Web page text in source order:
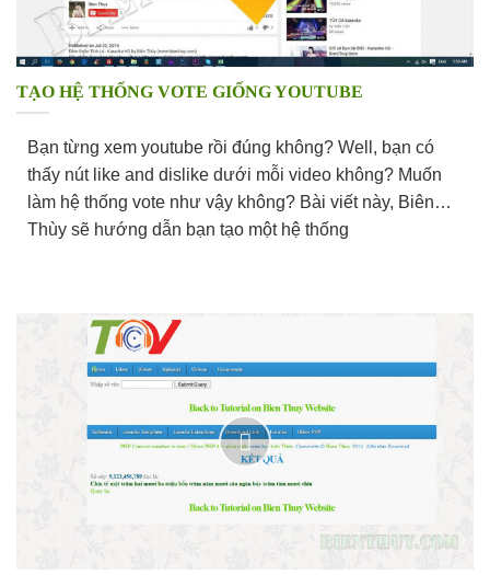
TẠO HỆ THỐNG VOTE GIỐNG YOUTUBE
Bạn từng xem youtube rồi đúng không? Well, bạn có
thấy nút like and dislike dưới mỗi video không? Muốn
làm hệ thống vote như vậy không? Bài viết này, Biên
Thùy sẽ hướng dẫn bạn tạo một hệ thống